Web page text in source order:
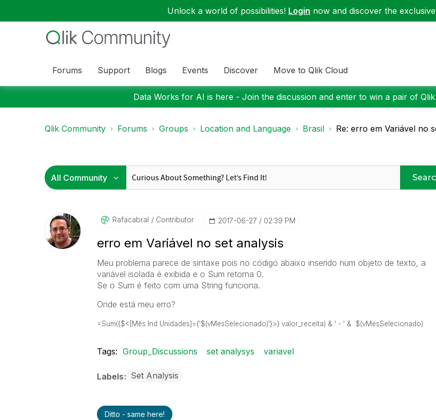
Unlock a world of possibilities! Login now and discover the
Forums Support Blogs Events Discover Move to Qlik Cloud
Data Works for AI is here - Join the discussion and enter to win a pair of
Qlik Community Forums Groups Location and Language Brasil Re: erro em Variável no
Rafacabral Contributor ‎2017-06-27 02:39 PM
erro em Variável no set analysis
Meu problema parece de sintaxe pois no código abaixo inserido num objeto de texto, a
variável isolada é exibida e o Sum retorna 0.
Se o Sum é feito com uma String funciona.
Onde está meu erro?
=Sum({$<[Mês Ind Unidades]={'$(vMesSelecionado)'}>} valor_receita) & ' - ' & $(vMesSelecionado)
Tags: Group_Discussions set analysys variavel
Labels Set Analysis
Ditto - same here!